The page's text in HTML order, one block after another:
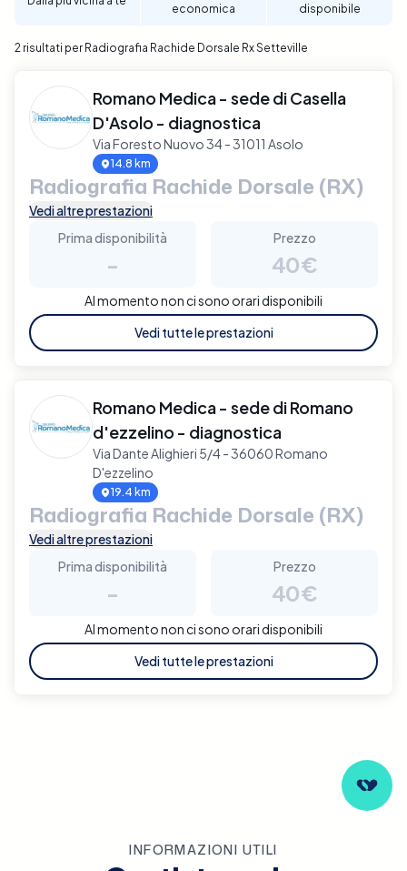
avanti verso il benessere della tua colonna
economica
disponibile
2 risultati per Radiografia Rachide Dorsale Rx Setteville
Romano Medica - sede di Casella
D'Asolo - diagnostica
Via Foresto Nuovo 34 - 31011 Asolo
14.8 km
Radiografia Rachide Dorsale (RX)
Vedi altre prestazioni
Prima disponibilità
-
Prezzo
40€
Al momento non ci sono orari disponibili
Vedi tutte le prestazioni
Romano Medica - sede di Romano
d'ezzelino - diagnostica
Via Dante Alighieri 5/4 - 36060 Romano
D'ezzelino
19.4 km
Radiografia Rachide Dorsale (RX)
Vedi altre prestazioni
Prima disponibilità
-
Prezzo
40€
Al momento non ci sono orari disponibili
Vedi tutte le prestazioni
INFORMAZIONI UTILI